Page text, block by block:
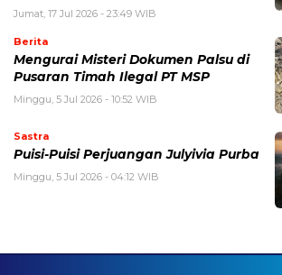
Jumat, 17 Jul 2026 - 23:49 WIB
Berita
Mengurai Misteri Dokumen Palsu di
Pusaran Timah Ilegal PT MSP
Minggu, 5 Jul 2026 - 10:52 WIB
Sastra
Puisi-Puisi Perjuangan Julyivia Purba
Minggu, 5 Jul 2026 - 04:12 WIB